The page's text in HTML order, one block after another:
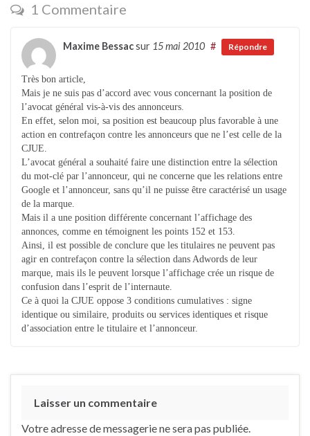
1 Commentaire
Maxime Bessacsur 15 mai 2010 # Répondre
Très bon article,
Mais je ne suis pas d’accord avec vous concernant la position de
l’avocat général vis-à-vis des annonceurs.
En effet, selon moi, sa position est beaucoup plus favorable à une
action en contrefaçon contre les annonceurs que ne l’est celle de la
CJUE.
L’avocat général a souhaité faire une distinction entre la sélection
du mot-clé par l’annonceur, qui ne concerne que les relations entre
Google et l’annonceur, sans qu’il ne puisse être caractérisé un usage
de la marque.
Mais il a une position différente concernant l’affichage des
annonces, comme en témoignent les points 152 et 153.
Ainsi, il est possible de conclure que les titulaires ne peuvent pas
agir en contrefaçon contre la sélection dans Adwords de leur
marque, mais ils le peuvent lorsque l’affichage crée un risque de
confusion dans l’esprit de l’internaute.
Ce à quoi la CJUE oppose 3 conditions cumulatives : signe
identique ou similaire, produits ou services identiques et risque
d’association entre le titulaire et l’annonceur.
Laisser un commentaire
Votre adresse de messagerie ne sera pas publiée.